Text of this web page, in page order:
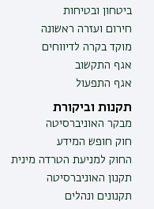
ביטחון ובטיחות
חירום ועזרה ראשונה
מוקד בקרה לדיווחים
אגף התקשוב
אגף התפעול
תקנות וביקורת
מבקר האוניברסיטה
חוק חופש המידע
החוק למניעת הטרדה מינית
תקנון האוניברסיטה
תקנונים ונהלים